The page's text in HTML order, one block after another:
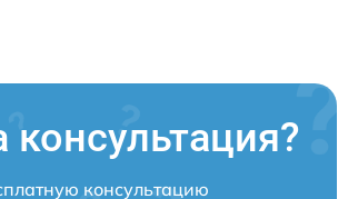
консультацию